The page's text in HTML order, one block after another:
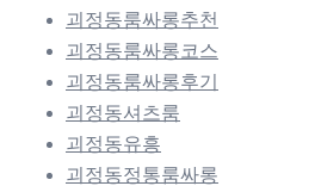
괴정동룸싸롱추천
괴정동룸싸롱코스
괴정동룸싸롱후기
괴정동셔츠룸
괴정동유흥
괴정동정통룸싸롱